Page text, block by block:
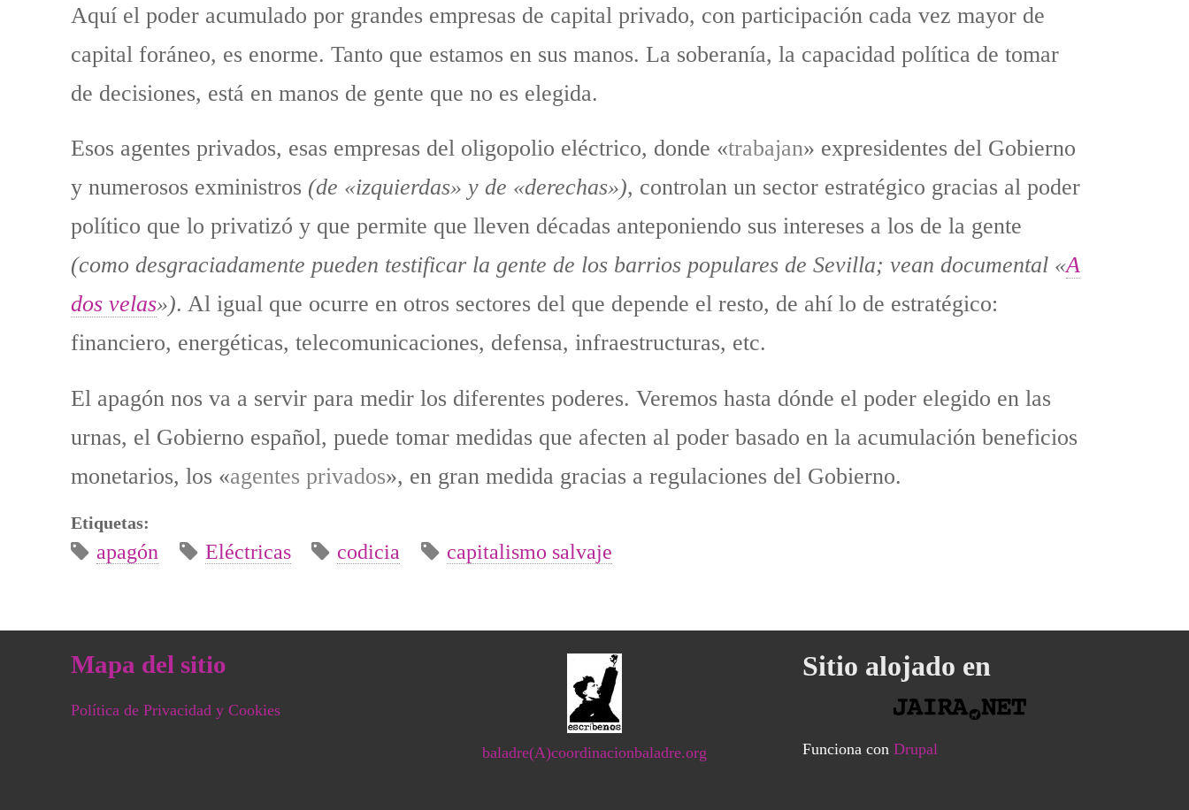
Aquí el poder acumulado por grandes empresas de capital privado, con participación cada vez mayor de
capital foráneo, es enorme. Tanto que estamos en sus manos. La soberanía, la capacidad política de tomar
de decisiones, está en manos de gente que no es elegida.
Esos agentes privados, esas empresas del oligopolio eléctrico, donde «trabajan» expresidentes del Gobierno
y numerosos exministros (de «izquierdas» y de «derechas»), controlan un sector estratégico gracias al poder
político que lo privatizó y que permite que lleven décadas anteponiendo sus intereses a los de la gente
(como desgraciadamente pueden testificar la gente de los barrios populares de Sevilla; vean documental «A
dos velas»). Al igual que ocurre en otros sectores del que depende el resto, de ahí lo de estratégico:
financiero, energéticas, telecomunicaciones, defensa, infraestructuras, etc.
El apagón nos va a servir para medir los diferentes poderes. Veremos hasta dónde el poder elegido en las
urnas, el Gobierno español, puede tomar medidas que afecten al poder basado en la acumulación beneficios
monetarios, los «agentes privados», en gran medida gracias a regulaciones del Gobierno.
Etiquetas:
apagón Eléctricas codicia capitalismo salvaje
Mapa del sitio
Política de Privacidad y Cookies
baladre(A)coordinacionbaladre.org
Sitio alojado en
Funciona con Drupal